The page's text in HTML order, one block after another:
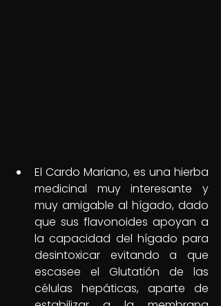
El Cardo Mariano, es una hierba
medicinal muy interesante y
muy amigable al hígado, dado
que sus flavonoides apoyan a
la capacidad del hígado para
desintoxicar evitando a que
escasee el Glutatión de las
células hepáticas, aparte de